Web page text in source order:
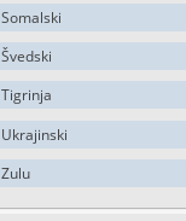
Somalski
Švedski
Tigrinja
Ukrajinski
Zulu